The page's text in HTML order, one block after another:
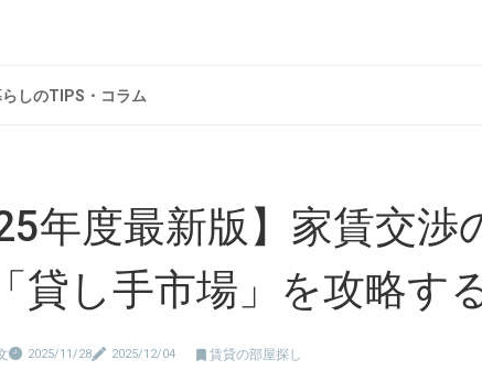
しのTIPS・コラム
年度最新版】家賃交
貸し手市場」を攻略す
2025/11/28 2025/12/04  賃貸の部屋探し